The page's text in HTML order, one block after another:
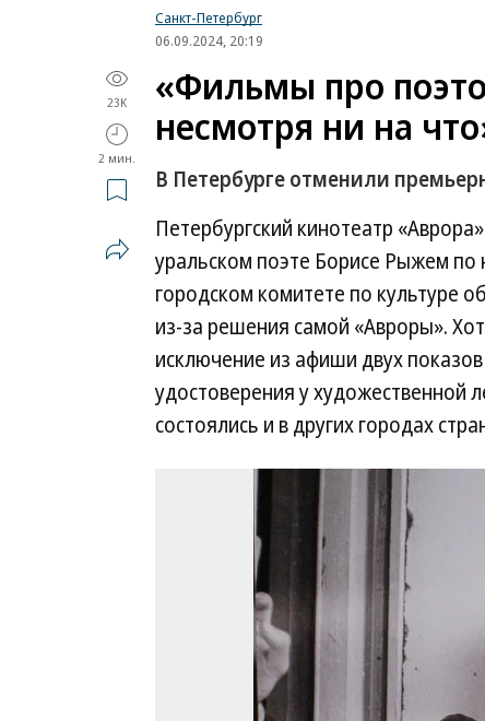
Санкт-Петербург
06.09.2024, 20:19
23K
2 мин.
«Фильмы про
несмотря ни на
В Петербурге отменили
Петербургский кинотеатр
уральском поэте Борисе Рыжем
городском комитете по культуре
из-за решения самой «Авроры».
исключение из афиши двух
удостоверения у художественной
состоялись и в других городах